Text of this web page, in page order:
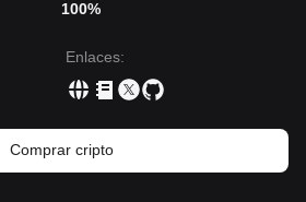
100%
Enlaces:
Comprar cripto